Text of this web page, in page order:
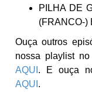
PILHA DE
(FRANCO-)
Ouça outros
nossa playlist
AQUI . E ouça
AQUI .